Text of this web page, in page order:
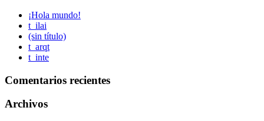
¡Hola mundo!
t_ilai
(sin título)
t_arqt
t_inte
Comentarios recientes
Archivos